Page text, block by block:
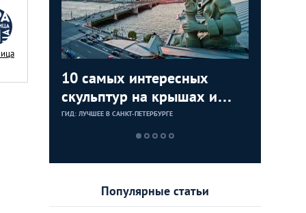
10 самых интересных
скульптур на крышах и
фасадах зданий Питера
ГИД: ЛУЧШЕЕ В САНКТ-ПЕТЕРБУРГЕ
мест
Популярные статьи